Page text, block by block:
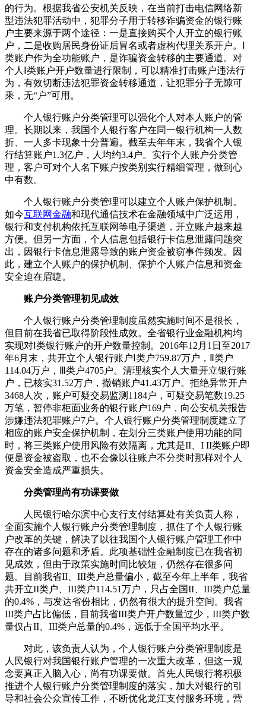
的行为。根据我省公安机关反映，在当前打击电信网络新
型违法犯罪活动中，犯罪分子用于转移诈骗资金的银行账
户主要来源于两个途径：一是直接购买个人开立的银行账
户，二是收购居民身份证后冒名或者虚构代理关系开户。Ⅰ
类账户作为全功能账户，是诈骗资金转移的主要通道。对
个人Ⅰ类账户开户数量进行限制，可以精准打击账户违法行
为，有效切断违法犯罪资金转移通道，让犯罪分子无隙可
乘，无“户”可用。
个人银行账户分类管理可以强化个人对本人账户的管
理。长期以来，我国个人银行客户在同一银行机构一人数
折、一人多卡现象十分普遍。截至去年年末，我省个人银
行结算账户1.3亿户，人均约3.4户。实行个人账户分类管
理，客户可对个人名下账户按类别实行精细管理，做到心
中有数。
个人银行账户分类管理可以建立个人账户保护机制。
如今互联网金融和现代通信技术在金融领域中广泛运用，
银行和支付机构依托互联网等电子渠道，开立账户越来越
方便。但另一方面，个人信息包括银行卡信息泄露问题突
出，因银行卡信息泄露导致的账户资金被窃事件频发。因
此，建立个人账户的保护机制、保护个人账户信息和资金
安全迫在眉睫。
账户分类管理初见成效
个人银行账户分类管理制度虽然实施时间不是很长，
但目前在我省已取得阶段性成效。全省银行业金融机构均
实现对Ⅰ类银行账户的开户数量控制。2016年12月1日至2017
年6月末，共开立个人银行账户Ⅰ类户759.87万户，Ⅱ类户
114.04万户，Ⅲ类户4705户。清理核实个人大量开立银行账
户，已核实31.52万户，撤销账户41.43万户。拒绝异常开户
3468人次，账户可疑交易监测1184户，可疑交易笔数19.25
万笔，暂停非柜面业务的银行账户169户，向公安机关报告
涉嫌违法犯罪账户7户。个人银行账户分类管理制度建立了
相应的账户安全保护机制，在划分三类账户使用功能的同
时，将三类账户使用风险有效隔离，尤其是II、I II类账户即
便是资金被盗取，也不会像以往账户不分类时那样对个人
资金安全造成严重损失。
分类管理尚有功课要做
人民银行哈尔滨中心支行支付结算处有关负责人称，
全面实施个人银行账户分类管理制度，抓住了个人银行账
户改革的关键，解决了以往我国个人银行账户管理工作中
存在的诸多问题和矛盾。此项基础性金融制度已在我省初
见成效，但由于政策实施时间比较短，仍然存在很多问
题。目前我省II、III类户总量偏小，截至今年上半年，我省
共开立II类户、III类户114.51万户，只占全国II、III类户总量
的0.4%，与发达省份相比，仍然有很大的提升空间。我省
III类户占比偏低，目前我省III类户开户数量过少，III类户数
量仅占II、III类户总量的0.4%，远低于全国平均水平。
对此，该负责人认为，个人银行账户分类管理制度是
人民银行对我国银行账户管理的一次重大改革，但这一观
念要真正入脑入心，尚有功课要做。首先人民银行将积极
推进个人银行账户分类管理制度的落实，加大对银行的引
导和社会公众宣传工作，不断优化龙江支付服务环境，营